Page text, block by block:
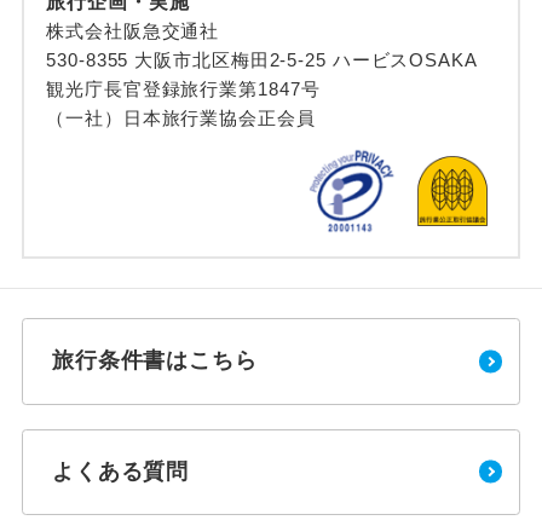
株式会社阪急交通社
530-8355 大阪市北区梅田2-5-25 ハービスOSAKA
観光庁長官登録旅行業第1847号
（一社）日本旅行業協会正会員
旅行条件書はこちら
よくある質問